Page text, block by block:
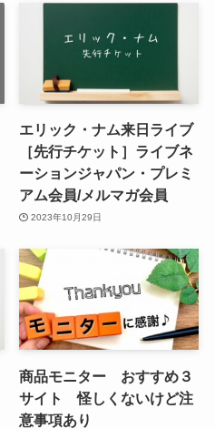
エリック・ナム来日ライブ
［先行チケット］ライブネ
ーションジャパン・プレミ
アム会員/メルマガ会員
2023年10月29日
商品モニター おすすめ３
サイト 怪しくないけど注
意事項あり